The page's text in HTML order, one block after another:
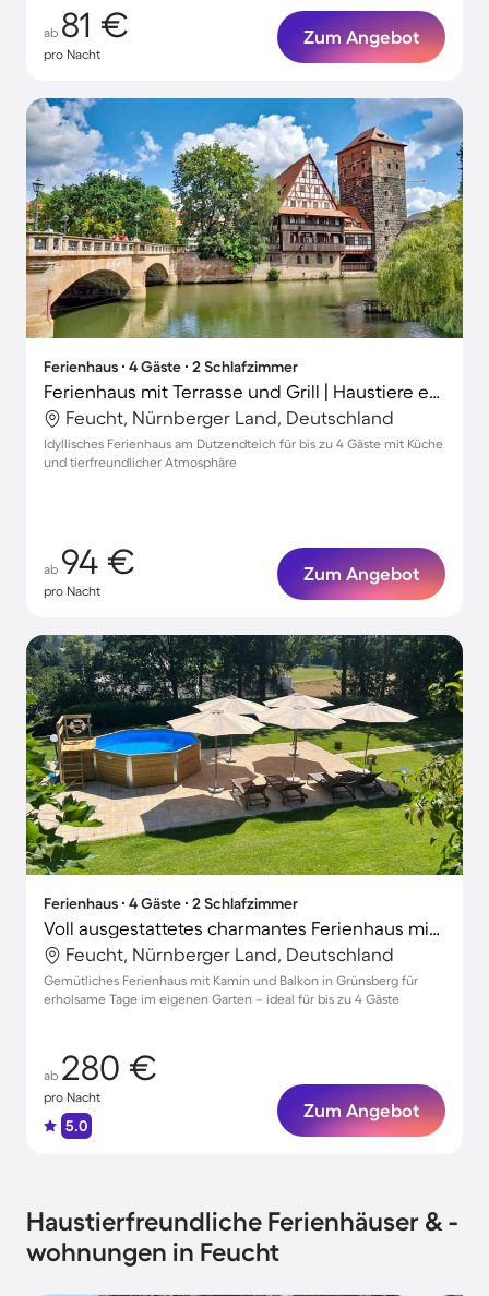
ab 81 €
pro Nacht
Zum Angebot
Ferienhaus ∙ 4 Gäste ∙ 2 Schlafzimmer
Ferienhaus mit Terrasse und Grill | Haustiere erlaubt
Feucht, Nürnberger Land, Deutschland
Idyllisches Ferienhaus am Dutzendteich für bis zu 4 Gäste mit Küche
und tierfreundlicher Atmosphäre
ab 94 €
pro Nacht
Zum Angebot
Ferienhaus ∙ 4 Gäste ∙ 2 Schlafzimmer
Voll ausgestattetes charmantes Ferienhaus mit Terrasse und Garten
Feucht, Nürnberger Land, Deutschland
Gemütliches Ferienhaus mit Kamin und Balkon in Grünsberg für
erholsame Tage im eigenen Garten – ideal für bis zu 4 Gäste
ab 280 €
pro Nacht
5.0
Zum Angebot
Haustierfreundliche Ferienhäuser & -
wohnungen in Feucht